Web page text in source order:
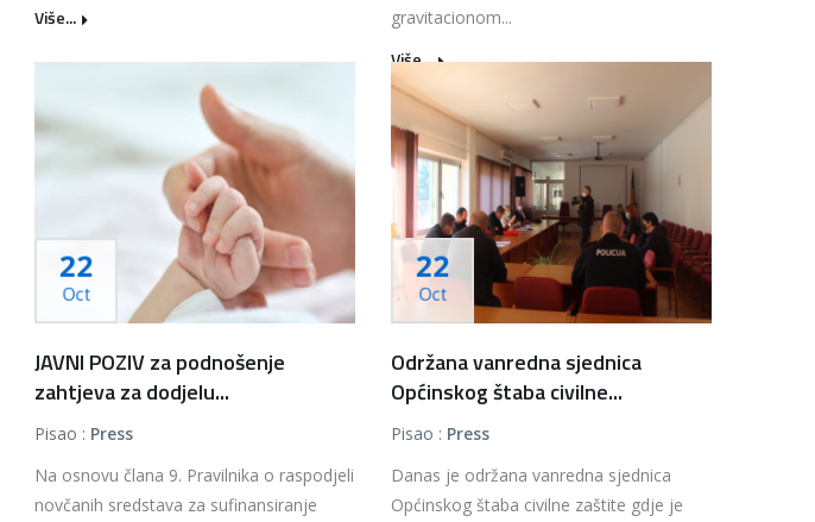
Više...
gravitacionom...
Više...
22
Oct
JAVNI POZIV za podnošenje
zahtjeva za dodjelu...
Pisao : Press
Na osnovu člana 9. Pravilnika o raspodjeli
novčanih sredstava za sufinansiranje
22
Oct
Održana vanredna sjednica
Općinskog štaba civilne...
Pisao : Press
Danas je održana vanredna sjednica
Općinskog štaba civilne zaštite gdje je